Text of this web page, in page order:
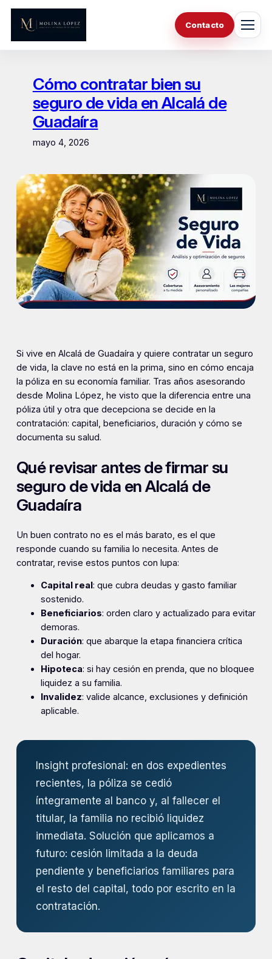
Saltar
contenido
Contacto
Cómo contratar bien su
seguro de vida en Alcalá de
Guadaíra
mayo 4, 2026
Si vive en Alcalá de Guadaíra y quiere contratar un seguro
de vida, la clave no está en la prima, sino en cómo encaja
la póliza en su economía familiar. Tras años asesorando
desde Molina López, he visto que la diferencia entre una
póliza útil y otra que decepciona se decide en la
contratación: capital, beneficiarios, duración y cómo se
documenta su salud.
Qué revisar antes de firmar su
seguro de vida en Alcalá de
Guadaíra
Un buen contrato no es el más barato, es el que
responde cuando su familia lo necesita. Antes de
contratar, revise estos puntos con lupa:
Capital real : que cubra deudas y gasto familiar
sostenido.
Beneficiarios: orden claro y actualizado para evitar
demoras.
Duración: que abarque la etapa financiera crítica
del hogar.
Hipoteca: si hay cesión en prenda, que no bloquee
liquidez a su familia.
Invalidez: valide alcance, exclusiones y definición
aplicable.
Insight profesional: en dos expedientes
recientes, la póliza se cedió
íntegramente al banco y, al fallecer el
titular, la familia no recibió liquidez
inmediata. Solución que aplicamos a
futuro: cesión limitada a la deuda
pendiente y beneficiarios familiares para
el resto del capital, todo por escrito en la
contratación.